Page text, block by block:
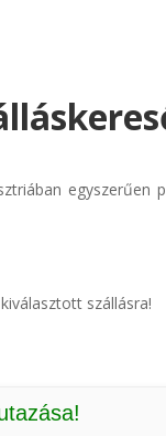
egyszerűen
szállásra!